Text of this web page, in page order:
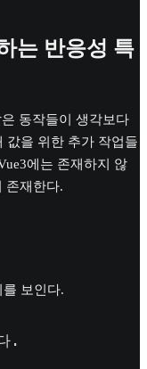
는 반응성 특
동작들이 생각보다
값을 위한 추가 작업들
에는 존재하지 않
존재한다.
보인다.
.